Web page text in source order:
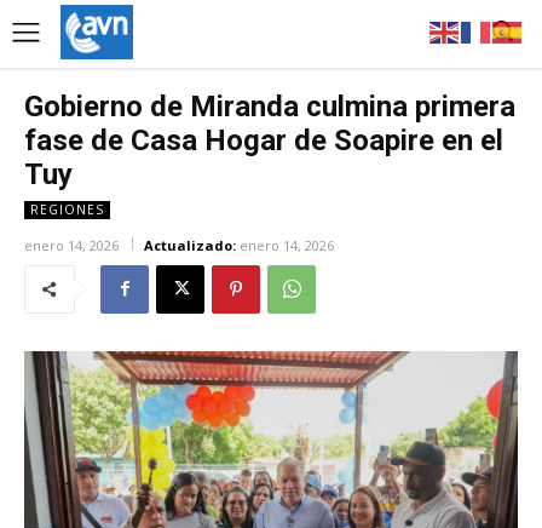
Gobierno de Miranda culmina primera
fase de Casa Hogar de Soapire en el
Tuy
REGIONES
enero 14, 2026 Actualizado: enero 14, 2026